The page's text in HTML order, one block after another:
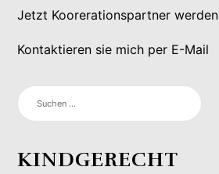
Jetzt Koorerationspartner werden
Kontaktieren sie mich per E-Mail
SUCHEN
NACH:
KINDGERECHT